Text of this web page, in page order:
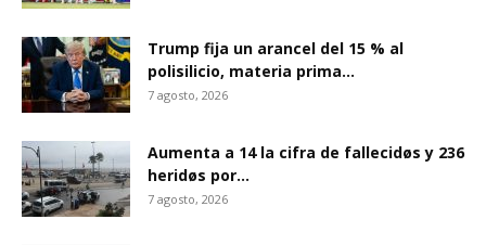
Trump fija un arancel del 15 % al
polisilicio, materia prima...
7 agosto, 2026
Aumenta a 14 la cifra de fallecidøs y 236
heridøs por...
7 agosto, 2026